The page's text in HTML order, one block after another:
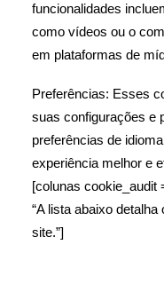
funcionalidades
como vídeos ou o
em plataformas de
Preferências: Esses
suas configurações e
preferências de
experiência melhor e
[colunas cookie_audit
“A lista abaixo
site.”]